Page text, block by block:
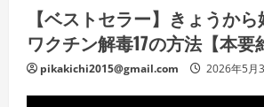
【ベストセラー】きょうか
ワクチン解毒17の方法【本要
pikakichi2015@gmail.com 2026年5月